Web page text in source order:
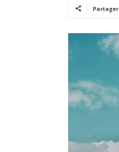
Partager